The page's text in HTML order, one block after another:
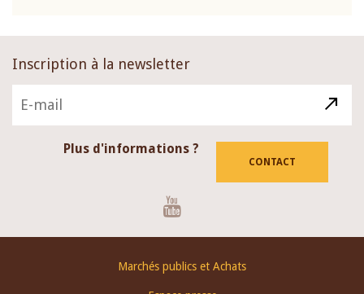
Inscription à la newsletter
Plus d'informations ?
CONTACT
Marchés publics et Achats